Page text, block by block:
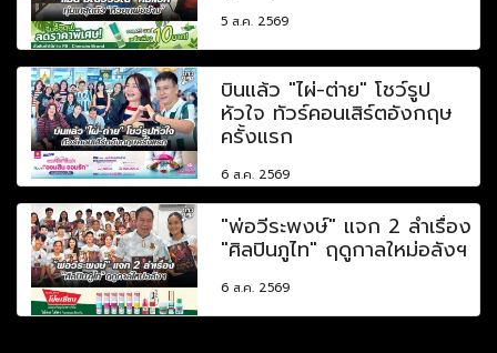
5 ส.ค. 2569
บินแล้ว "ไผ่-ต่าย" โชว์รูป
หัวใจ ทัวร์คอนเสิร์ตอังกฤษ
ครั้งแรก
6 ส.ค. 2569
"พ่อวีระพงษ์" แจก 2 ลำเรื่อง
"ศิลปินภูไท" ฤดูกาลใหม่อลังฯ
6 ส.ค. 2569